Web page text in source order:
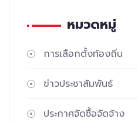
หมวดหมู่
การเลือกตั้งท้องถิ่น
ข่าวประชาสัมพันธ์
ประกาศจัดซื้อจัดจ้าง